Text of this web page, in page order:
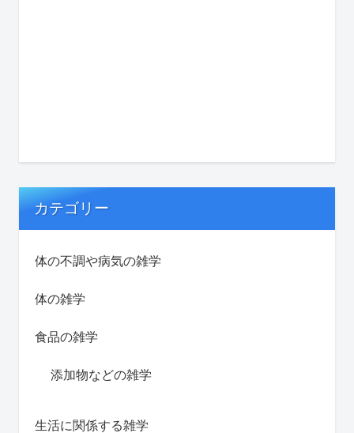
カテゴリー
体の不調や病気の雑学
体の雑学
食品の雑学
添加物などの雑学
生活に関係する雑学